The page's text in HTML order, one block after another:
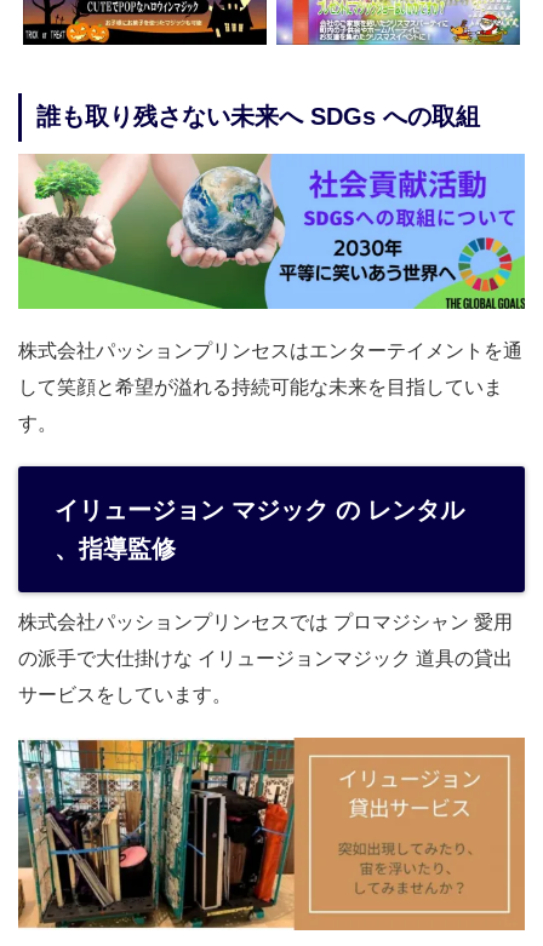
誰も取り残さない未来へ SDGs への取組
株式会社パッションプリンセスはエンターテイメントを通
して笑顔と希望が溢れる持続可能な未来を目指していま
す。
イリュージョン マジック の レンタル
、指導監修
株式会社パッションプリンセスでは プロマジシャン 愛用
の派手で大仕掛けな イリュージョンマジック 道具の貸出
サービスをしています。